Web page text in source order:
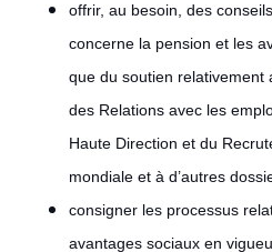
offrir, au besoin, des
concerne la pension et les
que du soutien relativement
des Relations avec les
Haute Direction et du
mondiale et à d’autres
consigner les processus
avantages sociaux en